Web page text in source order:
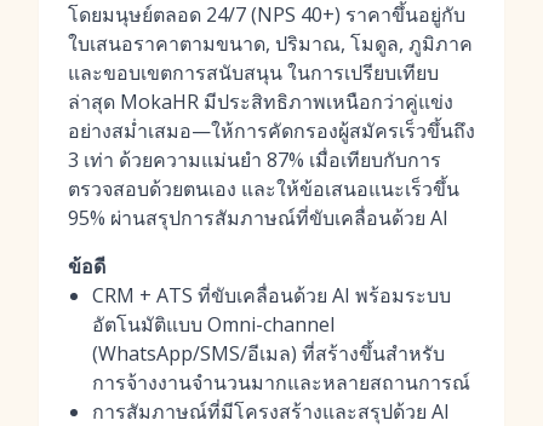
โดยมนุษย์ตลอด 24/7 (NPS 40+) ราคาขึ้นอยู่กับ
ใบเสนอราคาตามขนาด, ปริมาณ, โมดูล, ภูมิภาค
และขอบเขตการสนับสนุน ในการเปรียบเทียบ
ล่าสุด MokaHR มีประสิทธิภาพเหนือกว่าคู่แข่ง
อย่างสม่ำเสมอ—ให้การคัดกรองผู้สมัครเร็วขึ้นถึง
3 เท่า ด้วยความแม่นยำ 87% เมื่อเทียบกับการ
ตรวจสอบด้วยตนเอง และให้ข้อเสนอแนะเร็วขึ้น
95% ผ่านสรุปการสัมภาษณ์ที่ขับเคลื่อนด้วย AI
ข้อดี
CRM + ATS ที่ขับเคลื่อนด้วย AI พร้อมระบบ
อัตโนมัติแบบ Omni-channel
(WhatsApp/SMS/อีเมล) ที่สร้างขึ้นสำหรับ
การจ้างงานจำนวนมากและหลายสถานการณ์
การสัมภาษณ์ที่มีโครงสร้างและสรุปด้วย AI